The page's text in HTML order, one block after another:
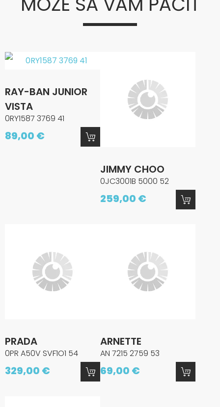
RAY-BAN JUNIOR
VISTA
0RY1587 3769 41
89,00 €
JIMMY CHOO
0JC3001B 5000 52
259,00 €
PRADA
0PR A50V SVF1O1 54
329,00 €
ARNETTE
AN 7215 2759 53
69,00 €